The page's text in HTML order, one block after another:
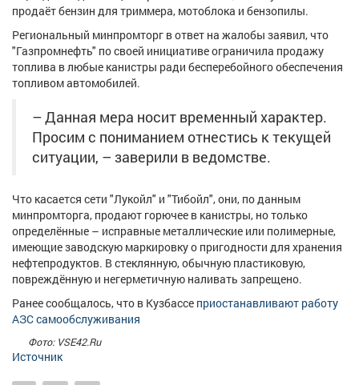
продаёт бензин для триммера, мотоблока и бензопилы.
Региональный минпромторг в ответ на жалобы заявил, что
"Газпромнефть" по своей инициативе ограничила продажу
топлива в любые канистры ради бесперебойного обеспечения
топливом автомобилей.
– Данная мера носит временный характер.
Просим с пониманием отнестись к текущей
ситуации, – заверили в ведомстве.
Что касается сети "Лукойл" и "Тибойл", они, по данным
минпромторга, продают горючее в канистры, но только
определённые – исправные металлические или полимерные,
имеющие заводскую маркировку о пригодности для хранения
нефтепродуктов. В стеклянную, обычную пластиковую,
повреждённую и негерметичную наливать запрещено.
Ранее сообщалось, что в Кузбассе приостанавливают работу
АЗС самообслуживания
Фото: VSE42.Ru
Источник